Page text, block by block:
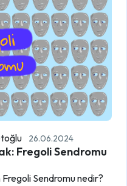
26.06.2024
Fregoli Sendromu
Sendromu nedir?